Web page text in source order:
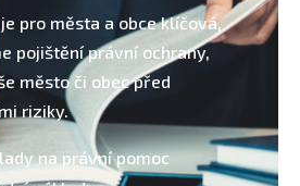
pro města a obce klíčová,
pojištění právní ochrany,
město či obec před
riziky.
na právní pomoc